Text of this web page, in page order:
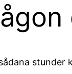
stunder